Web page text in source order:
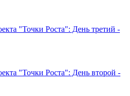
"Точки Роста": День третий -
"Точки Роста": День второй -